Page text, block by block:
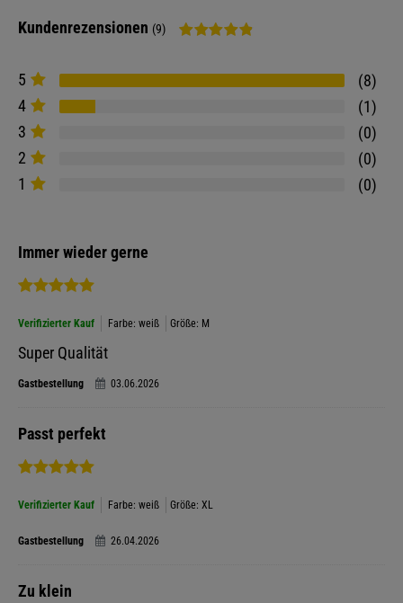
Kundenrezensionen (9)
5
8
4
1
3
0
2
0
1
0
Immer wieder gerne
Verifizierter Kauf Farbe: weiß Größe: M
Super Qualität
Gastbestellung 03.06.2026
Passt perfekt
Verifizierter Kauf Farbe: weiß Größe: XL
Gastbestellung 26.04.2026
Zu klein